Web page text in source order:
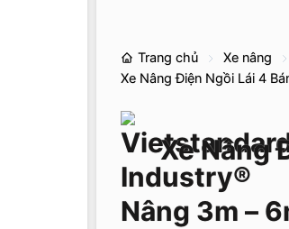
Trang chủ
Xe nâng
Xe Nâng Điện Ngồi Lái 4
Xe Nâng
Nâng 3m –